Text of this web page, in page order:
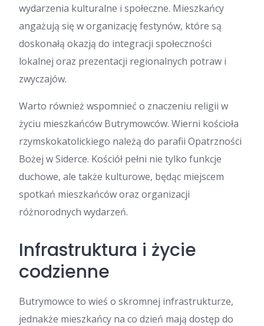
wydarzenia kulturalne i społeczne. Mieszkańcy
angażują się w organizację festynów, które są
doskonałą okazją do integracji społeczności
lokalnej oraz prezentacji regionalnych potraw i
zwyczajów.
Warto również wspomnieć o znaczeniu religii w
życiu mieszkańców Butrymowców. Wierni kościoła
rzymskokatolickiego należą do parafii Opatrzności
Bożej w Siderce. Kościół pełni nie tylko funkcje
duchowe, ale także kulturowe, będąc miejscem
spotkań mieszkańców oraz organizacji
różnorodnych wydarzeń.
Infrastruktura i życie
codzienne
Butrymowce to wieś o skromnej infrastrukturze,
jednakże mieszkańcy na co dzień mają dostęp do